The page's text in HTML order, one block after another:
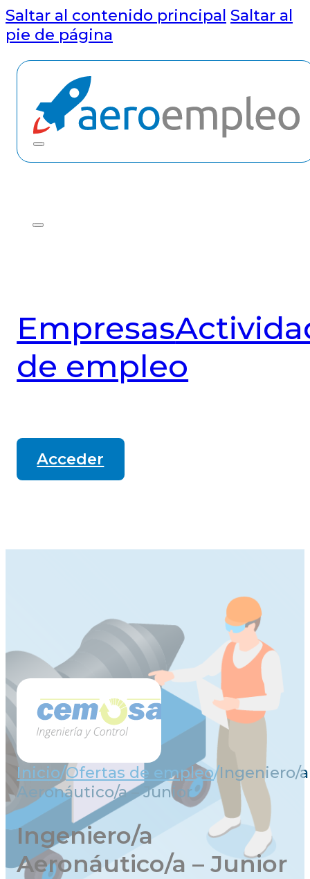
Saltar al contenido principal Saltar al
pie de página
Empresas
de empleo
Acceder
Inicio/Ofertas de empleo/Ingeniero/a
Aeronáutico/a – Junior
Ingeniero/a
Aeronáutico/a – Junior